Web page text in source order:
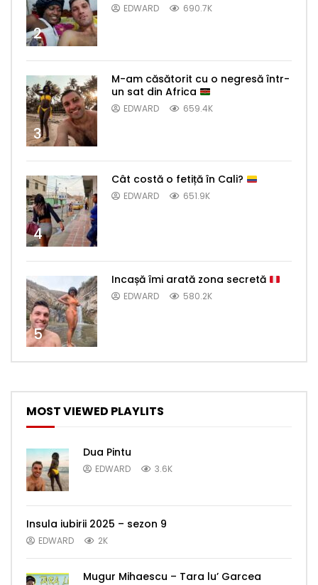
2
EDWARD 690.7K
3
M-am căsătorit cu o negresă într-
un sat din Africa
EDWARD 659.4K
4
Cât costă o fetiță în Cali?
EDWARD 651.9K
5
Incașă îmi arată zona secretă
EDWARD 580.2K
MOST VIEWED PLAYLITS
Dua Pintu
EDWARD 3.6K
Insula iubirii 2025 – sezon 9
EDWARD 2K
Mugur Mihaescu – Tara lu’ Garcea